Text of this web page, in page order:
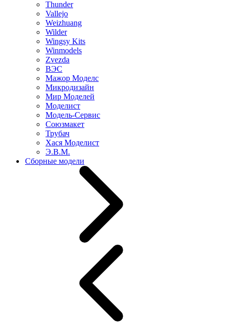
Thunder
Vallejo
Weizhuang
Wilder
Wingsy Kits
Winmodels
Zvezda
ВЭС
Мажор Моделс
Микродизайн
Мир Моделей
Моделист
Модель-Сервис
Союзмакет
Трубач
Хася Моделист
Э.В.М.
Сборные модели